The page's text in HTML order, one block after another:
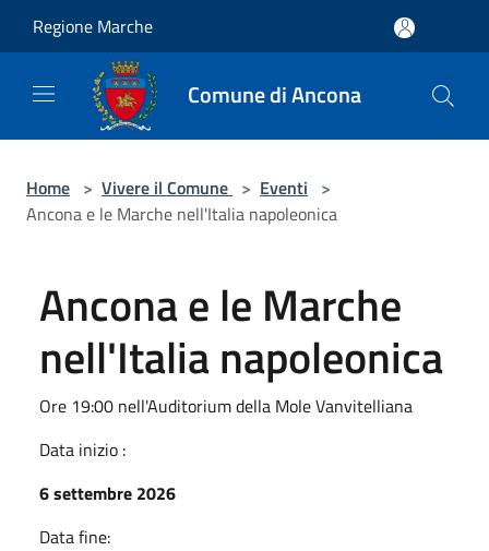
Regione Marche
Comune di Ancona
Home > Vivere il Comune > Eventi >
Ancona e le Marche nell'Italia napoleonica
Ancona e le Marche
nell'Italia napoleonica
Ore 19:00 nell'Auditorium della Mole Vanvitelliana
Data inizio :
6 settembre 2026
Data fine: